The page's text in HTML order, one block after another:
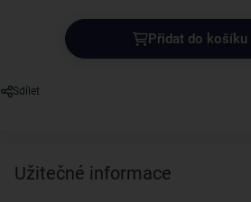
Přidat do košíku
Sdílet
Užitečné informace